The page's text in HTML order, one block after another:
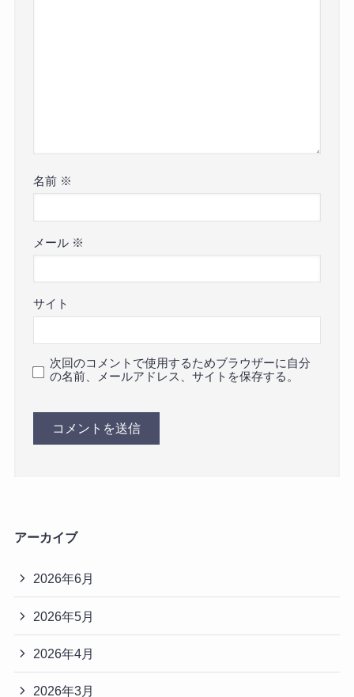
名前 ※
メール ※
サイト
次回のコメントで使用するためブラウザーに自分
の名前、メールアドレス、サイトを保存する。
アーカイブ
2026年6月
2026年5月
2026年4月
2026年3月